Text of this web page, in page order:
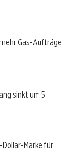
Gas-Aufträge
sinkt um 5
Dollar-Marke für